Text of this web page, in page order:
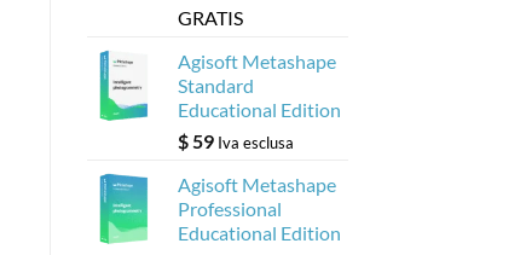
GRATIS
Agisoft Metashape
Standard
Educational Edition
$59 Iva esclusa
Agisoft Metashape
Professional
Educational Edition